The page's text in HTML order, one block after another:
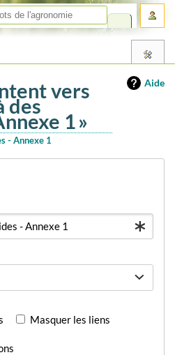
Aide
vers
des
1 »
- Annexe 1
Masquer les liens